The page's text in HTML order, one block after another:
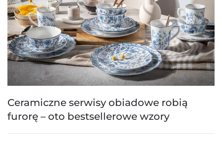
Ceramiczne serwisy obiadowe robią
furorę – oto bestsellerowe wzory